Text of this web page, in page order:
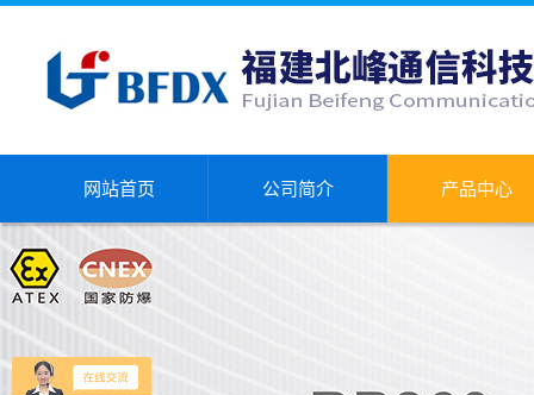
网站首页 公司简介 产品中心